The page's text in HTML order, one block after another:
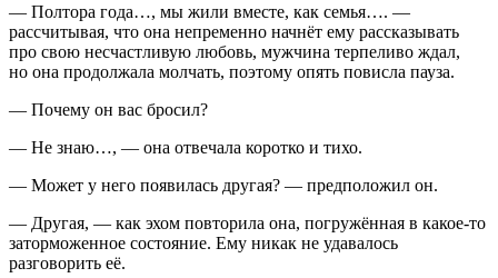
— Полтора года…, мы жили вместе, как семья…. —
рассчитывая, что она непременно начнёт ему рассказывать
про свою несчастливую любовь, мужчина терпеливо ждал,
но она продолжала молчать, поэтому опять повисла пауза.
— Почему он вас бросил?
— Не знаю…, — она отвечала коротко и тихо.
— Может у него появилась другая? — предположил он.
— Другая, — как эхом повторила она, погружённая в какое-то
заторможенное состояние. Ему никак не удавалось
разговорить её.